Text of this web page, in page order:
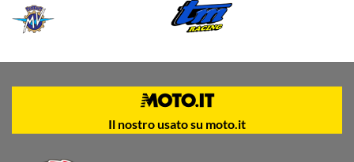
Il nostro usato su moto.it